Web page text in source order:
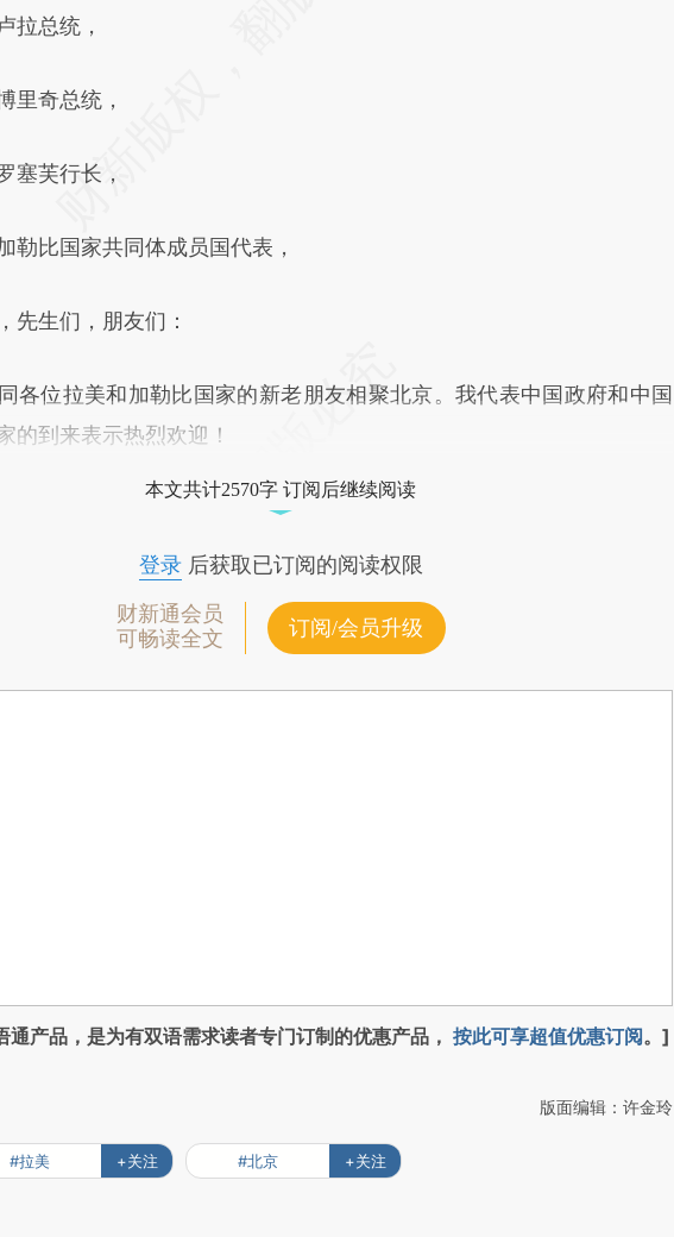
总统，
奇总统，
芙行长，
比国家共同体成员国代表，
生们，朋友们：
位拉美和加勒比国家的新老朋友相聚北京。我代表中国政府和中国
的到来表示热烈欢迎！
本文共计2570字 订阅后继续阅读
登录后获取已订阅的阅读权限
财新通会员
可畅读全文
订阅/会员升级
通产品，是为有双语需求读者专门订制的优惠产品， 按此可享超值优惠订阅。]
版面编辑：许金玲
#拉美 +关注 #北京 +关注